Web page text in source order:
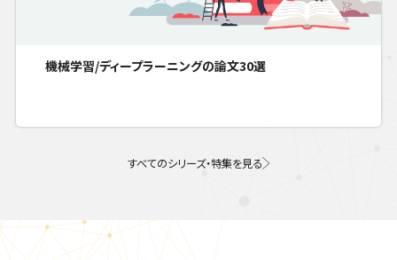
機械学習/ディープラーニングの論文30選
すべてのシリーズ・特集を見る